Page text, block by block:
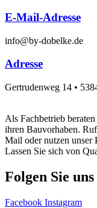
E-Mail-Adresse
info@by-dobelke.de
Adresse
Gertrudenweg 14 •
Als Fachbetrieb
ihren Bauvorhaben.
Mail oder nutzen unser
Lassen Sie sich von
Folgen Sie uns
Facebook Instagram